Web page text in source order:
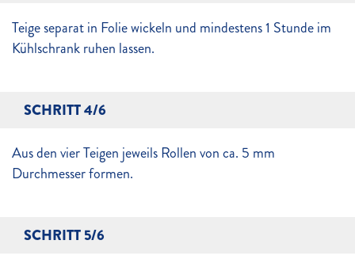
Teige separat in Folie wickeln und mindestens 1 Stunde im
Kühlschrank ruhen lassen.
SCHRITT 4/6
Aus den vier Teigen jeweils Rollen von ca. 5 mm
Durchmesser formen.
SCHRITT 5/6